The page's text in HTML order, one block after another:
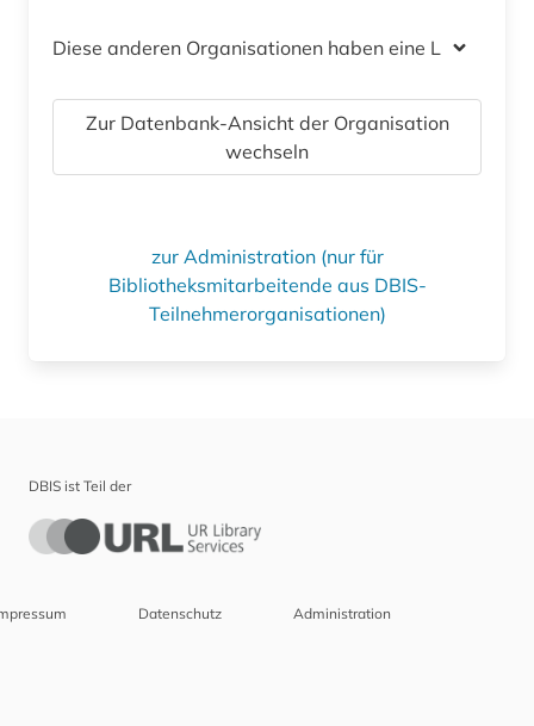
Diese anderen Organisationen haben eine Lizenz
Zur Datenbank-Ansicht der Organisation
wechseln
zur Administration (nur für
Bibliotheksmitarbeitende aus DBIS-
Teilnehmerorganisationen)
DBIS ist Teil der
Datenschutz Administration